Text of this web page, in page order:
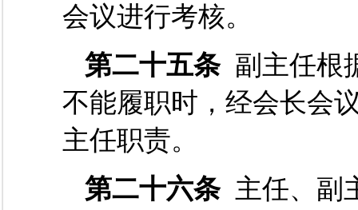
会议进行考核。
第二十五条 副主任根
不能履职时，经会长会
主任职责。
第二十六条 主任、副